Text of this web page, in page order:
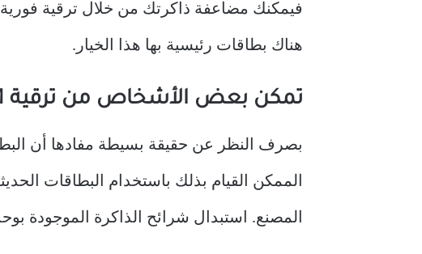
فيمكنك مضاعفة ذاكرتك من خلال ترقية
هناك بطاقات رئيسية بها هذا الخيار.
تمكن بعض الأشخاص من ترقية VRAM على البطاقات الحديثة
بصرف النظر عن حقيقة بسيطة مفادها أن
الممكن القيام بذلك باستخدام البطاقات
المصنع. استبدال شرائح الذاكرة الموجودة